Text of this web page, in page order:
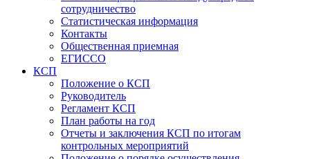
сотрудничество
Статистическая информация
Контакты
Общественная приемная
ЕГИССО
КСП
Положение о КСП
Руководитель
Регламент КСП
План работы на год
Отчеты и заключения КСП по итогам
контрольных мероприятий